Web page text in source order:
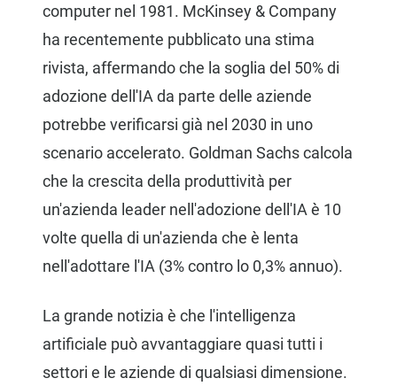
computer nel 1981. McKinsey & Company
ha recentemente pubblicato una stima
rivista, affermando che la soglia del 50% di
adozione dell'IA da parte delle aziende
potrebbe verificarsi già nel 2030 in uno
scenario accelerato. Goldman Sachs calcola
che la crescita della produttività per
un'azienda leader nell'adozione dell'IA è 10
volte quella di un'azienda che è lenta
nell'adottare l'IA (3% contro lo 0,3% annuo).
La grande notizia è che l'intelligenza
artificiale può avvantaggiare quasi tutti i
settori e le aziende di qualsiasi dimensione.